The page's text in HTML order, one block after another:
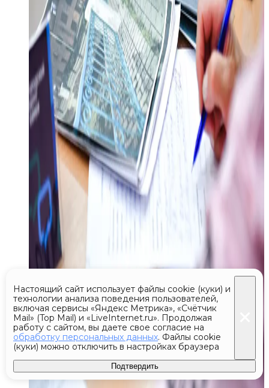
Настоящий сайт использует файлы cookie (куки) и
технологии анализа поведения пользователей,
включая сервисы «Яндекс Метрика», «Счётчик
Mail» (Top Mail) и «LiveInternet.ru». Продолжая
работу с сайтом, вы даете свое согласие на
обработку персональных данных. Файлы cookie
(куки) можно отключить в настройках браузера
Подтвердить